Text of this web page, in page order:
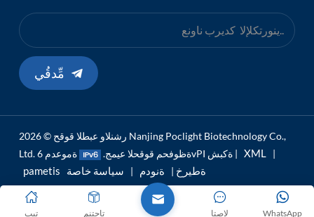
مِّدقُي
رشنلاو عبطلا قوقح © 2026 Nanjing Poclight Biotechnology Co.,
Ltd. ةظوفحم قوقحلا عيمج.
ةموعدم 6vPI ةكبش | XML |
pametis ةطيرخ | ةنودم | سياسة خاصة
تيب تاجتنم WhatsApp لاصتا